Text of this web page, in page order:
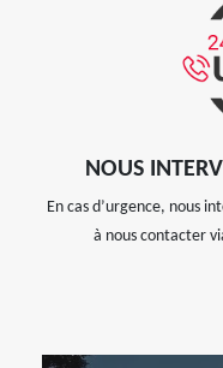
NOUS
En cas d’urgence, nous
à nous contacter